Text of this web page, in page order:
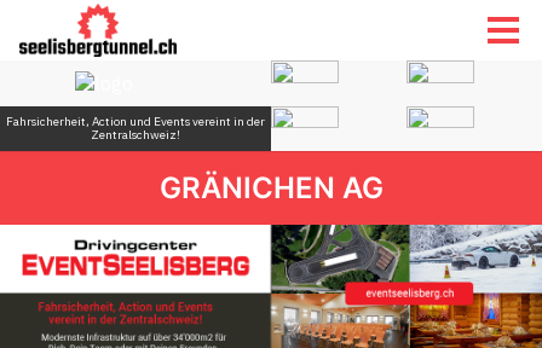
GRÄNICHEN AG